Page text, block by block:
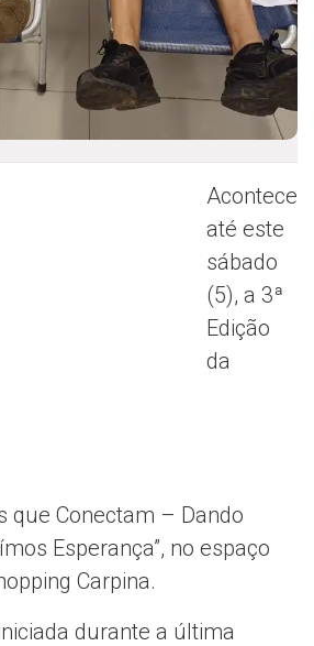
Acontece
até este
sábado
(5), a 3ª
Edição
da
que Conectam – Dando
Esperança”, no espaço
Carpina.
durante a última